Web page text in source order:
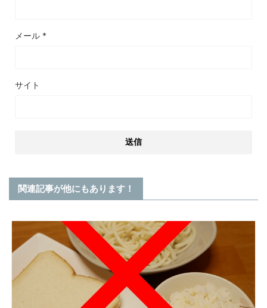
メール *
サイト
関連記事が他にもあります！